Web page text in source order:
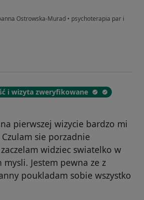
Ostrowska-Murad • psychoterapia par i
i wizyta zweryfikowane
pierwszej wizycie bardzo mi
sie porzadnie
widziec swiatelko w
Jestem pewna ze z
poukladam sobie wszystko